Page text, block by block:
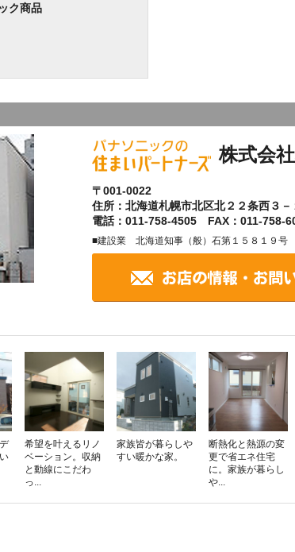
ク商品
株式会
〒001-0022
住所：北海道札幌市北区北２２条西３－
電話：011-758-4505 FAX：011-758-
■建設業 北海道知事（般）石第１５８１９号
希望を叶えるリノ
ベーション。収納
と動線にこだわ
っ...
家族皆が暮らしや
すい暖かな家。
断熱化と熱源の変
更で省エネ住宅
に。家族が暮らし
や...